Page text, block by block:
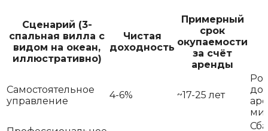
Сценарий (3-
спальная вилла с
видом на океан,
иллюстративно)
Чистая
доходность
Примерный
срок
окупаемости
за счёт
аренды
Самостоятельное
управление
4-6% ~17-25 лет